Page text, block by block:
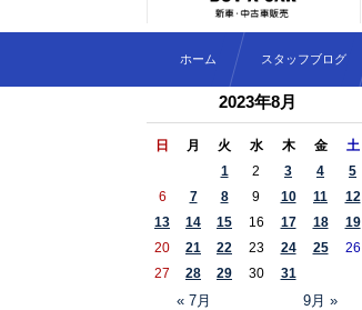
ホーム スタッフブログ
2023年8月
日 月 火 水 木 金 土
« 7月 9月 »
1 2 3 4
5
6
7 8 9 10 11
12
13
14 15 16 17 18
19
20
21 22 23 24 25
26
27
28 29 30 31